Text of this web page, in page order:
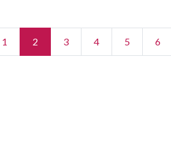
1 2 3 4 5 6